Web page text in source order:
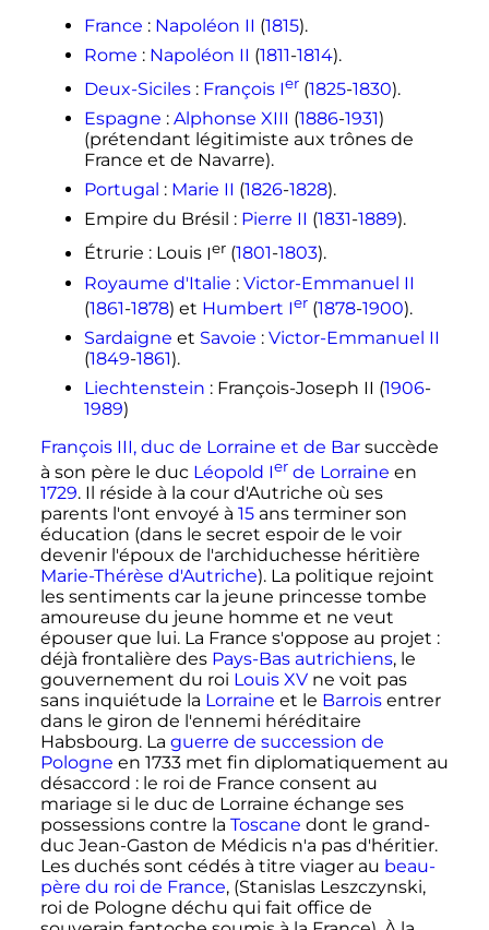
France : Napoléon II (1815).
Rome : Napoléon II (1811-1814).
Deux-Siciles : François Ier (1825-1830).
Espagne : Alphonse XIII (1886-1931)
(prétendant légitimiste aux trônes de
France et de Navarre).
Portugal : Marie II (1826-1828).
Empire du Brésil : Pierre II (1831-1889).
Étrurie : Louis Ier(1801-1803).
Royaume d'Italie : Victor-Emmanuel II
(1861-1878) et Humbert Ier(1878-1900).
Sardaigne et Savoie : Victor-Emmanuel II
(1849-1861).
Liechtenstein : François-Joseph II (1906-
1989)
François III, duc de Lorraine et de Barsuccède
à son père le duc Léopold Ier de Lorraine en
1729. Il réside à la cour d'Autriche où ses
parents l'ont envoyé à 15ans terminer son
éducation (dans le secret espoir de le voir
devenir l'époux de l'archiduchesse héritière
Marie-Thérèse d'Autriche). La politique rejoint
les sentiments car la jeune princesse tombe
amoureuse du jeune homme et ne veut
épouser que lui. La France s'oppose au projet :
déjà frontalière des Pays-Bas autrichiens, le
gouvernement du roi Louis XVne voit pas
sans inquiétude la Lorraine et le Barroisentrer
dans le giron de l'ennemi héréditaire
Habsbourg. La guerre de succession de
Pologne en 1733 met fin diplomatiquement au
désaccord : le roi de France consent au
mariage si le duc de Lorraine échange ses
possessions contre la Toscane dont le grand-
duc Jean-Gaston de Médicis n'a pas d'héritier.
Les duchés sont cédés à titre viager au beau-
père du roi de France, (Stanislas Leszczynski,
roi de Pologne déchu qui fait office de